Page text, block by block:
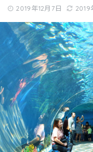
2019年12月7日 2019